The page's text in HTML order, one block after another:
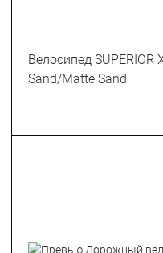
Велосипед SUPERIOR
Sand/Matte Sand